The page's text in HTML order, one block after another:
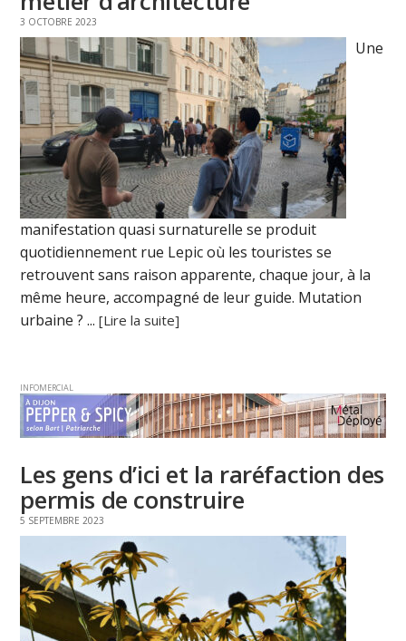
3 OCTOBRE 2023
Une
manifestation quasi surnaturelle se produit
quotidiennement rue Lepic où les touristes se
retrouvent sans raison apparente, chaque jour, à la
même heure, accompagné de leur guide. Mutation
urbaine ? ...[Lire la suite]
INFOMERCIAL
Les gens d’ici et la raréfaction des
permis de construire
5 SEPTEMBRE 2023